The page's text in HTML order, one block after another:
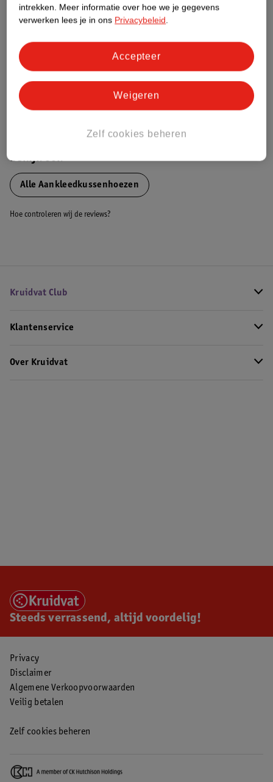
Nature Impact Score
Impact Score.
Meer informatie
Bestel & Bezorginformatie
Bekijk ook
Alle Aankleedkussenhoezen
Hoe controleren wij de reviews?
Kruidvat Club
Klantenservice
Over Kruidvat
Steeds verrassend, altijd voordelig!
Privacy
Disclaimer
Algemene Verkoopvoorwaarden
Veilig betalen
Zelf cookies beheren
intrekken. Meer informatie over hoe we je gegevens
verwerken lees je in ons Privacybeleid.
Zelf cookies beheren
Weigeren
Accepteer